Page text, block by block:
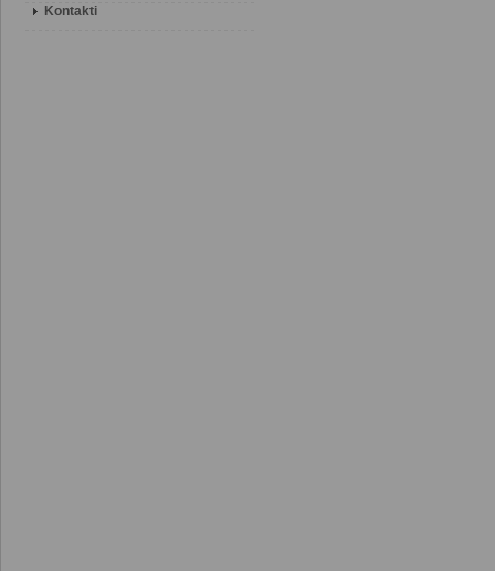
Kontakti